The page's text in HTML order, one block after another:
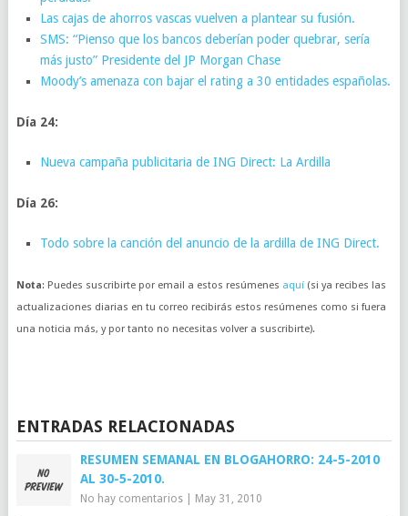
Las cajas de ahorros vascas vuelven a plantear su fusión.
SMS: “Pienso que los bancos deberían poder quebrar, sería
más justo” Presidente del JP Morgan Chase
Moody’s amenaza con bajar el rating a 30 entidades españolas.
Día 24:
Nueva campaña publicitaria de ING Direct: La Ardilla
Día 26:
Todo sobre la canción del anuncio de la ardilla de ING Direct.
Nota: Puedes suscribirte por email a estos resúmenes aquí(si ya recibes las
actualizaciones diarias en tu correo recibirás estos resúmenes como si fuera
una noticia más, y por tanto no necesitas volver a suscribirte).
ENTRADAS RELACIONADAS
RESUMEN SEMANAL EN BLOGAHORRO: 24-5-2010
AL 30-5-2010.
No hay comentarios| May 31, 2010